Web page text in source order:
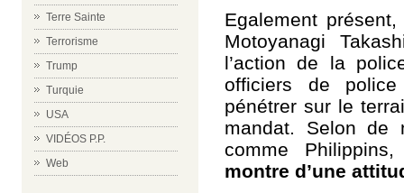
Terre Sainte
Terrorisme
Trump
Turquie
USA
VIDÉOS P.P.
Web
Egalement
Motoyanagi
l’action de la
officiers de
pénétrer sur le
mandat. Selon de
comme
montre d’une